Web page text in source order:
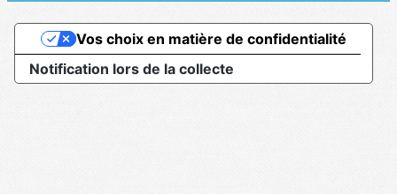
Notification lors de la collecte
Vos choix en matière de confidentialité